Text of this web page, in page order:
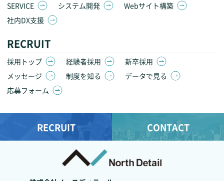
SERVICE システム開発
Webサイト構築
社内DX支援
RECRUIT
採用トップ 経験者採用
新卒採用
メッセージ
制度を知る
データで見る
応募フォーム
RECRUIT CONTACT